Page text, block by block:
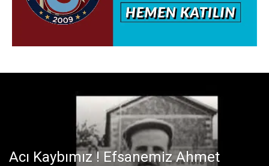
Acı Kaybımız ! Efsanemiz Ahmet